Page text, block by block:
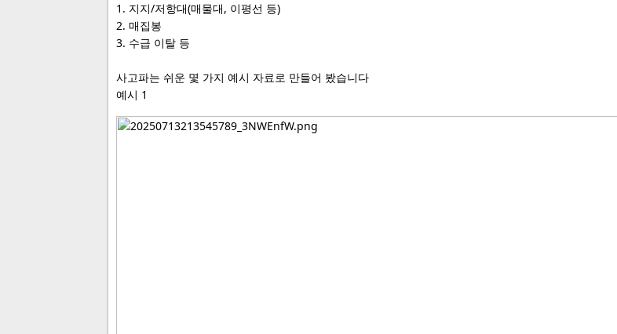
1. 지지/저항대(매물대, 이평선 등)
2. 매집봉
3. 수급 이탈 등
사고파는 쉬운 몇 가지 예시 자료로 만들어 봤습니다
예시 1